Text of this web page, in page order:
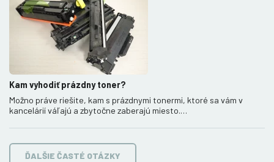
Kam vyhodiť prázdny toner?
Možno práve riešite, kam s prázdnymi tonermi, ktoré sa vám v
kancelárií váľajú a zbytočne zaberajú miesto.…
ĎALŠIE ČASTÉ OTÁZKY